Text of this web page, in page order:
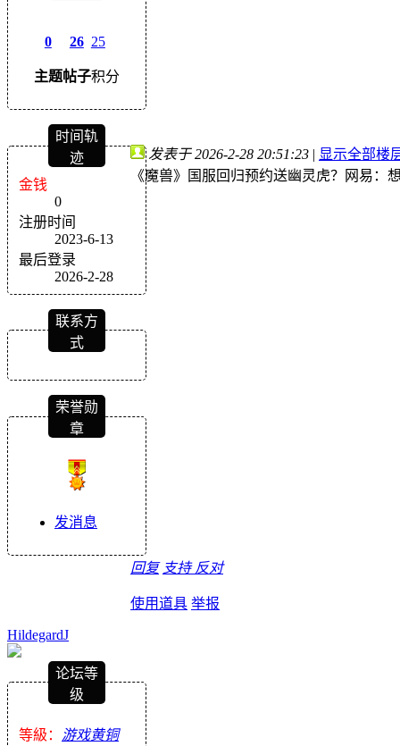
0
主题
26
帖子
25
积分
时间轨
迹
金钱
0
注册时间
2023-6-13
最后登录
2026-2-28
联系方
式
荣誉勋
章
发消息
发表于 2026-2-28 20:51:23 | 显示全部楼
《魔兽》国服回归预约送幽灵虎？网易：
回复 支持 反对
使用道具 举报
HildegardJ
论坛等
级
等級： 游戏黄铜